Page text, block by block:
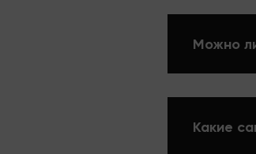
Можно
Какие